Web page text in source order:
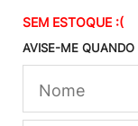
SEM ESTOQUE :(
AVISE-ME QUANDO